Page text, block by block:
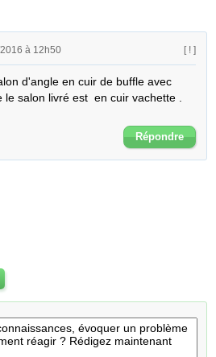
à 12h50 [ ! ]
d'angle en cuir de buffle avec
salon livré est  en cuir vachette .
Répondre